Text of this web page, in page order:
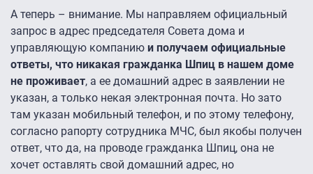
А теперь – внимание. Мы направляем официальный
запрос в адрес председателя Совета дома и
управляющую компанию и получаем официальные
ответы, что никакая гражданка Шпиц в нашем доме
не проживает, а ее домашний адрес в заявлении не
указан, а только некая электронная почта. Но зато
там указан мобильный телефон, и по этому телефону,
согласно рапорту сотрудника МЧС, был якобы получен
ответ, что да, на проводе гражданка Шпиц, она не
хочет оставлять свой домашний адрес, но